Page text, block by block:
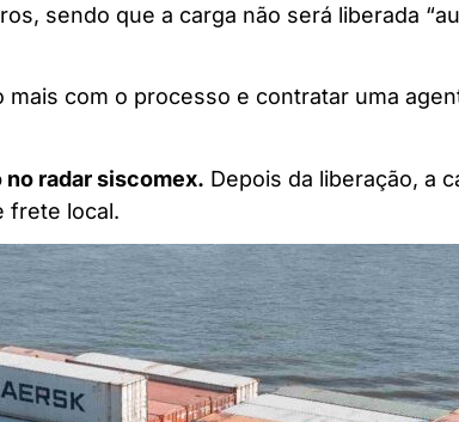
sendo que a carga não será liberada
com o processo e contratar uma
radar siscomex. Depois da liberação, a
frete local.